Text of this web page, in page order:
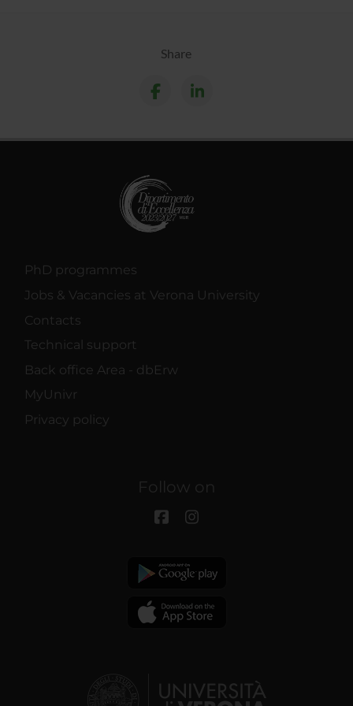
Share
PhD programmes
Jobs & Vacancies at Verona University
Contacts
Technical support
Back office Area - dbErw
MyUnivr
Privacy policy
Follow on